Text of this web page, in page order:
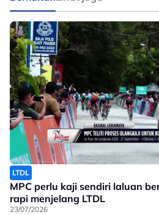
LTDL
MPC perlu kaji sendiri laluan
rapi menjelang LTDL
23/07/2026